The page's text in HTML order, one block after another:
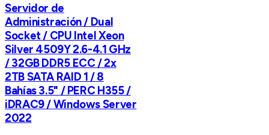
Servidor de
Administración / Dual
Socket / CPU Intel Xeon
Silver 4509Y 2.6-4.1 GHz
/ 32GB DDR5 ECC / 2x
2TB SATA RAID 1 / 8
Bahías 3.5" / PERC H355 /
iDRAC9 / Windows Server
2022